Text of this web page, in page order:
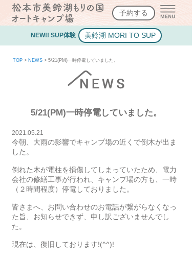
予約する
NEW!! SUP体験 美鈴湖 MORI TO SUP
TOP > NEWS > 5/21(PM)一時停電していました。
5/21(PM)一時停電していました。
2021.05.21
今朝、大雨の影響でキャンプ場の近くで倒木が出ま
した。
倒れた木が電柱を損傷してしまっていたため、電力
会社の修繕工事が行われ、キャンプ場の方も、一時
（２時間程度）停電しておりました。
皆さまへ、お問い合わせのお電話が繋がらなくなっ
た旨、お知らせできず、申し訳ございませんでし
た。
現在は、復旧しております!(^^)!